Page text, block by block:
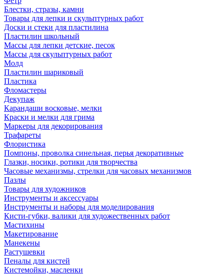
Блестки, стразы, камни
Товары для лепки и скульптурных работ
Доски и стеки для пластилина
Пластилин школьный
Массы для лепки детские, песок
Массы для скульптурных работ
Молд
Пластилин шариковый
Пластика
Фломастеры
Декупаж
Карандаши восковые, мелки
Краски и мелки для грима
Маркеры для декорирования
Трафареты
Флористика
Помпоны, проволка синельная, перья декоративные
Глазки, носики, ротики для творчества
Часовые механизмы, стрелки для часовых механизмов
Пазлы
Товары для художников
Инструменты и аксессуары
Инструменты и наборы для моделирования
Кисти-губки, валики для художественных работ
Мастихины
Макетирование
Манекены
Растушевки
Пеналы для кистей
Кистемойки, масленки